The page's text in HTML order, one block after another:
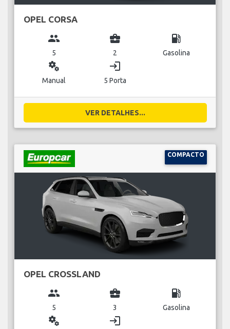
OPEL CORSA
group
5
business_center
2
local_gas_station
Gasolina
miscellaneous_services
Manual
login
5 Porta
VER DETALHES...
COMPACTO
OPEL CROSSLAND
group
5
business_center
3
local_gas_station
Gasolina
miscellaneous_services login